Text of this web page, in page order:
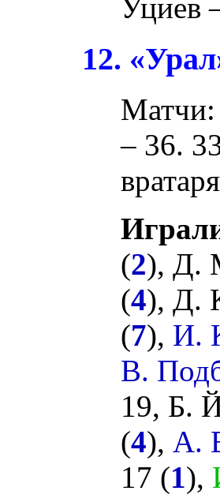
Уциев
12.
Матчи:
– 36.
(2), Д.
(4), Д.
(7), И.
В.
19, Б.
(4), А.
17 (1),